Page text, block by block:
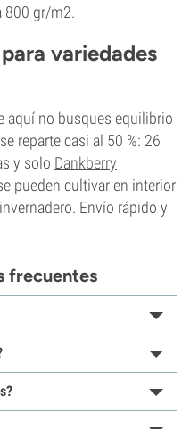
800 gr/m2.
variedades
aquí no busques equilibrio
reparte casi al 50 %: 26
y solo Dankberry
pueden cultivar en interior
Envío rápido y
frecuentes